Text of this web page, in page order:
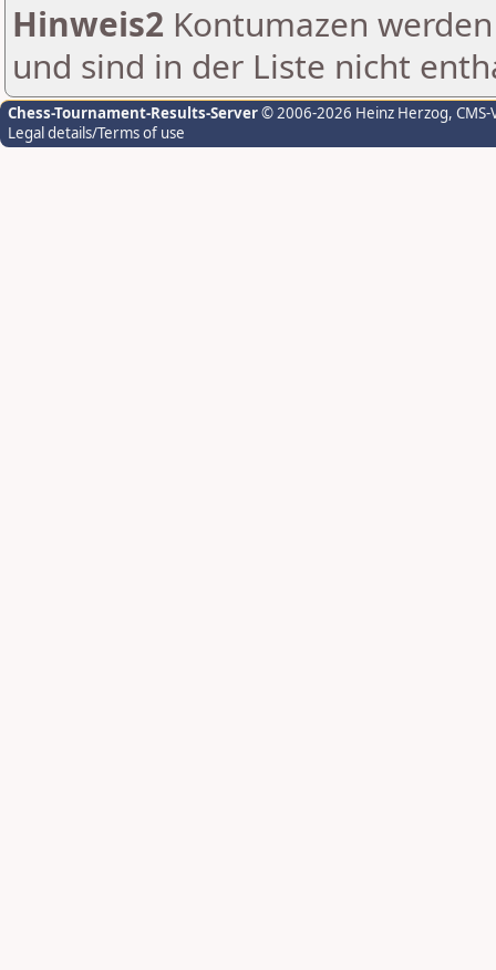
Hinweis2 Kontumazen
und sind in der Liste nicht
Chess-Tournament-Results-Server© 2006-2026 Heinz Herzog,
Legal details/Terms of use